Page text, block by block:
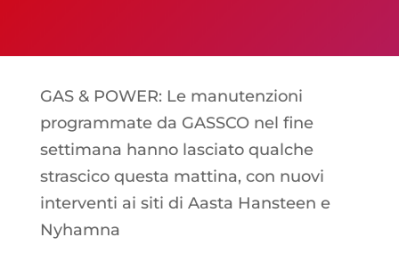
GAS & POWER: Le manutenzioni
programmate da GASSCO nel fine
settimana hanno lasciato qualche
strascico questa mattina, con nuovi
interventi ai siti di Aasta Hansteen e
Nyhamna